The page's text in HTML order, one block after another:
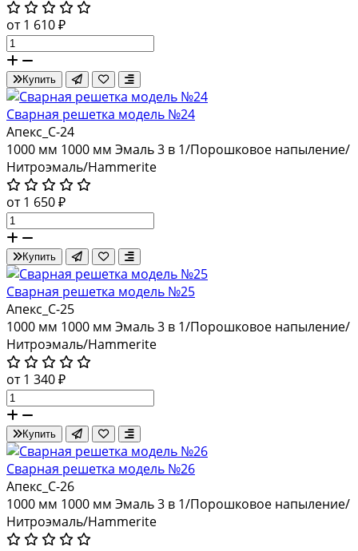
от 1 610 ₽
Купить
Сварная решетка модель №24
Апекс_С-24
1000 мм 1000 мм Эмаль 3 в 1/Порошковое напыление/
Нитроэмаль/Hammerite
от 1 650 ₽
Купить
Сварная решетка модель №25
Апекс_С-25
1000 мм 1000 мм Эмаль 3 в 1/Порошковое напыление/
Нитроэмаль/Hammerite
от 1 340 ₽
Купить
Сварная решетка модель №26
Апекс_С-26
1000 мм 1000 мм Эмаль 3 в 1/Порошковое напыление/
Нитроэмаль/Hammerite